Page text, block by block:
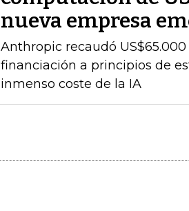
nueva empresa
Anthropic recaudó
financiación a principios de
inmenso coste de la IA